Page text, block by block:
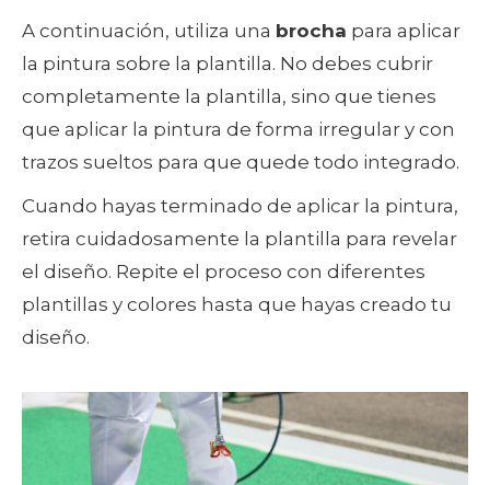
A continuación, utiliza una brocha para aplicar
la pintura sobre la plantilla. No debes cubrir
completamente la plantilla, sino que tienes
que aplicar la pintura de forma irregular y con
trazos sueltos para que quede todo integrado.
Cuando hayas terminado de aplicar la pintura,
retira cuidadosamente la plantilla para revelar
el diseño. Repite el proceso con diferentes
plantillas y colores hasta que hayas creado tu
diseño.